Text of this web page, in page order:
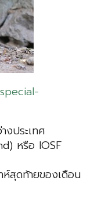
งประเทศ
หรือ IOSF
สุดท้ายของเดือน